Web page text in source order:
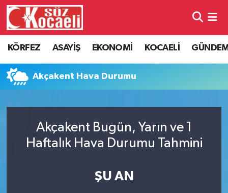
KÖRFEZ ASAYİŞ EKONOMİ KOCAELİ
Akçakent Hava Durumu
Akçakent Bugün, Yarın ve 1
Haftalık Hava Durumu Tahmini
ŞU AN
Kocaeli Hava Durumu
Kocaeli Namaz Vakitleri
Süper Lig Puan Durumu ve Fikstür